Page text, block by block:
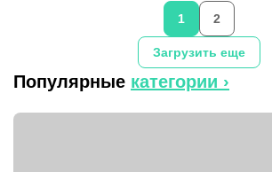
Загрузить еще
1 2
Популярные категории ›